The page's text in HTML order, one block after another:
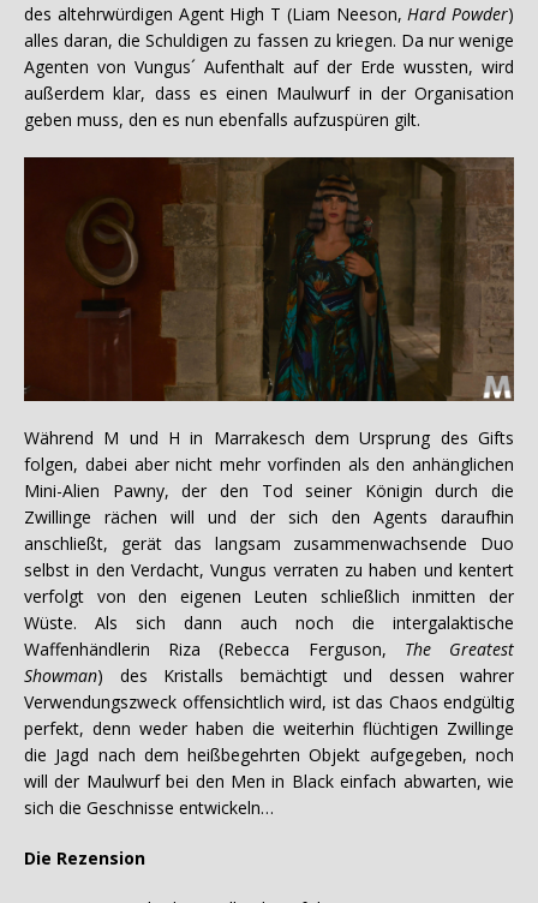
des altehrwürdigen Agent High T (Liam Neeson, Hard Powder)
alles daran, die Schuldigen zu fassen zu kriegen. Da nur wenige
Agenten von Vungus´ Aufenthalt auf der Erde wussten, wird
außerdem klar, dass es einen Maulwurf in der Organisation
geben muss, den es nun ebenfalls aufzuspüren gilt.
Während M und H in Marrakesch dem Ursprung des Gifts
folgen, dabei aber nicht mehr vorfinden als den anhänglichen
Mini-Alien Pawny, der den Tod seiner Königin durch die
Zwillinge rächen will und der sich den Agents daraufhin
anschließt, gerät das langsam zusammenwachsende Duo
selbst in den Verdacht, Vungus verraten zu haben und kentert
verfolgt von den eigenen Leuten schließlich inmitten der
Wüste. Als sich dann auch noch die intergalaktische
Waffenhändlerin Riza (Rebecca Ferguson, The Greatest
Showman) des Kristalls bemächtigt und dessen wahrer
Verwendungszweck offensichtlich wird, ist das Chaos endgültig
perfekt, denn weder haben die weiterhin flüchtigen Zwillinge
die Jagd nach dem heißbegehrten Objekt aufgegeben, noch
will der Maulwurf bei den Men in Black einfach abwarten, wie
sich die Geschnisse entwickeln…
Die Rezension